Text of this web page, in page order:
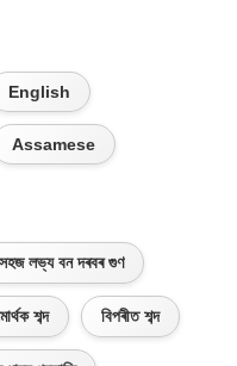
English
Assamese
সহজ লভ্য বন দৰবৰ গুণ
শব্দ বিপৰীত শব্দ